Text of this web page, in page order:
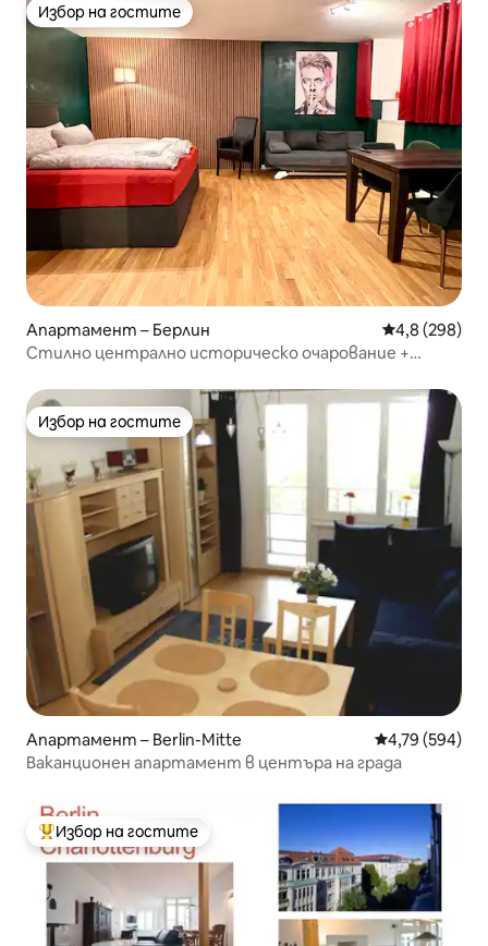
Избор на гостите
Избор на гостите
Апартамент – Берлин Средна
4,8 (298)
Стилно централно историческо очарование +
Избор на гостите
Избор на гостите
Апартамент – Berlin-Mitte Средна
4,79 (594)
Ваканционен апартамент в центъра на града
Най-популярен избор на гостите
Избор на гостите